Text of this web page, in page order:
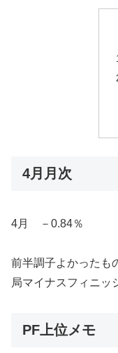
4月月次
4月 －0.84％
前半調子よかったも
局マイナスフィニッ
PF上位メモ